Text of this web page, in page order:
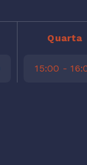
Quarta
15:00 -